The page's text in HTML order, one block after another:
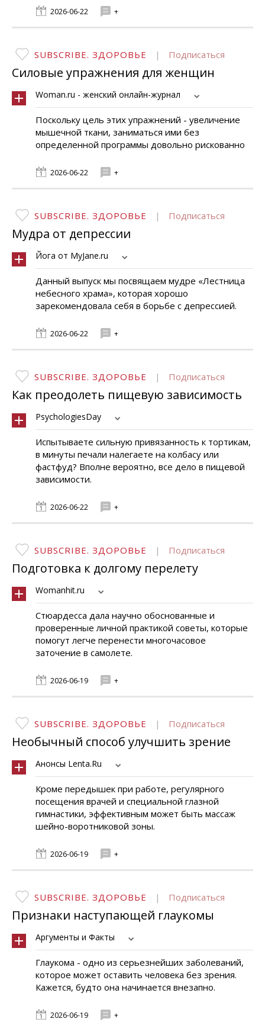
2026-06-22 +
SUBSCRIBE. ЗДОРОВЬЕ | Подписаться
Силовые упражнения для женщин
Woman.ru - женский онлайн-журнал
Поскольку цель этих упражнений - увеличение
мышечной ткани, заниматься ими без
определенной программы довольно рискованно
2026-06-22 +
SUBSCRIBE. ЗДОРОВЬЕ | Подписаться
Мудра от депрессии
Йога от MyJane.ru
Данный выпуск мы посвящаем мудре «Лестница
небесного храма», которая хорошо
зарекомендовала себя в борьбе с депрессией.
2026-06-22 +
SUBSCRIBE. ЗДОРОВЬЕ | Подписаться
Как преодолеть пищевую зависимость
PsychologiesDay
Испытываете сильную привязанность к тортикам,
в минуты печали налегаете на колбасу или
фастфуд? Вполне вероятно, все дело в пищевой
зависимости.
2026-06-22 +
SUBSCRIBE. ЗДОРОВЬЕ | Подписаться
Подготовка к долгому перелету
Womanhit.ru
Стюардесса дала научно обоснованные и
проверенные личной практикой советы, которые
помогут легче перенести многочасовое
заточение в самолете.
2026-06-19 +
SUBSCRIBE. ЗДОРОВЬЕ | Подписаться
Необычный способ улучшить зрение
Анонсы Lenta.Ru
Кроме передышек при работе, регулярного
посещения врачей и специальной глазной
гимнастики, эффективным может быть массаж
шейно-воротниковой зоны.
2026-06-19 +
SUBSCRIBE. ЗДОРОВЬЕ | Подписаться
Признаки наступающей глаукомы
Аргументы и Факты
Глаукома - одно из серьезнейших заболеваний,
которое может оставить человека без зрения.
Кажется, будто она начинается внезапно.
2026-06-19 +